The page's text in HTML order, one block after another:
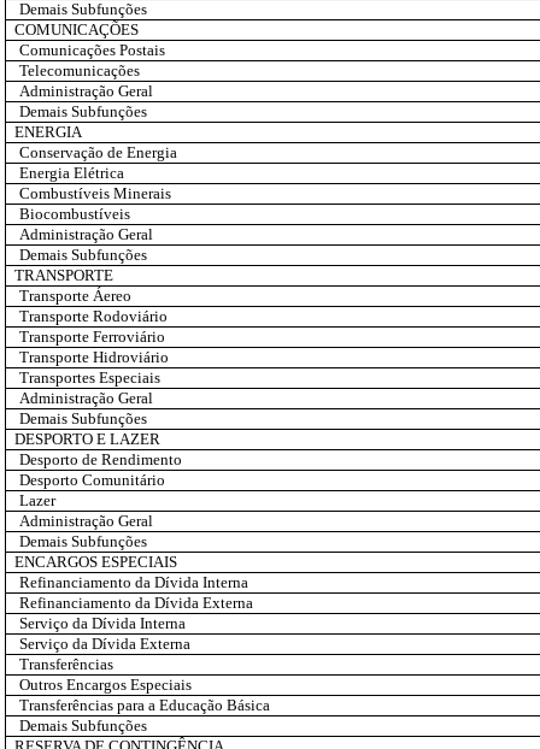
Demais Subfunções
COMUNICAÇÕES
Comunicações Postais
Telecomunicações
Administração Geral
Demais Subfunções
ENERGIA
Conservação de Energia
Energia Elétrica
Combustíveis Minerais
Biocombustíveis
Administração Geral
Demais Subfunções
TRANSPORTE
Transporte Áereo
Transporte Rodoviário
Transporte Ferroviário
Transporte Hidroviário
Transportes Especiais
Administração Geral
Demais Subfunções
DESPORTO E LAZER
Desporto de Rendimento
Desporto Comunitário
Lazer
Administração Geral
Demais Subfunções
ENCARGOS ESPECIAIS
Refinanciamento da Dívida Interna
Refinanciamento da Dívida Externa
Serviço da Dívida Interna
Serviço da Dívida Externa
Transferências
Outros Encargos Especiais
Transferências para a Educação Básica
Demais Subfunções